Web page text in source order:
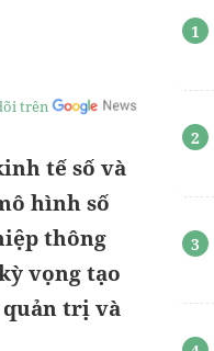
trên
tế số và
hình số
thông
vọng tạo
trị và